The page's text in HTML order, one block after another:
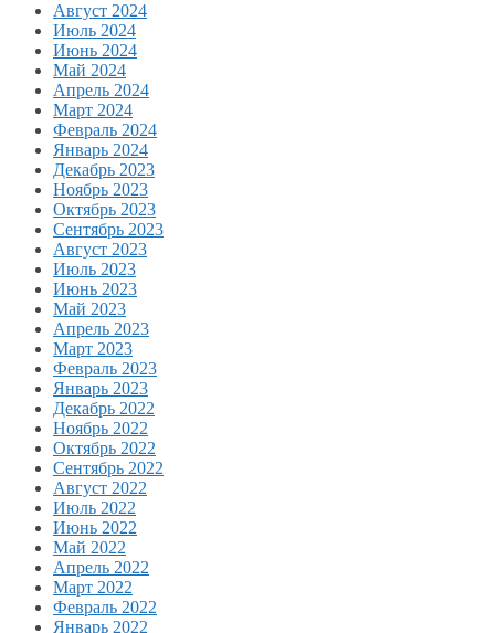
Август 2024
Июль 2024
Июнь 2024
Май 2024
Апрель 2024
Март 2024
Февраль 2024
Январь 2024
Декабрь 2023
Ноябрь 2023
Октябрь 2023
Сентябрь 2023
Август 2023
Июль 2023
Июнь 2023
Май 2023
Апрель 2023
Март 2023
Февраль 2023
Январь 2023
Декабрь 2022
Ноябрь 2022
Октябрь 2022
Сентябрь 2022
Август 2022
Июль 2022
Июнь 2022
Май 2022
Апрель 2022
Март 2022
Февраль 2022
Январь 2022